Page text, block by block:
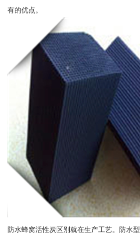
有的优点。
防水蜂窝活性炭区别就在生产工艺。防水